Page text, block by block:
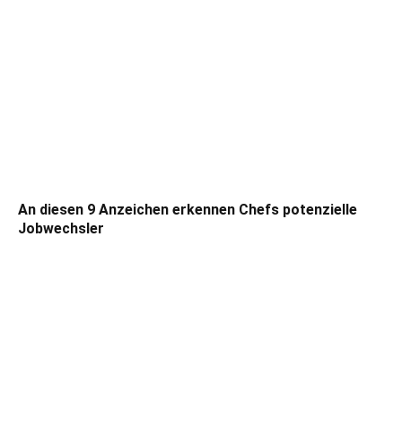
An diesen 9 Anzeichen erkennen Chefs potenzielle
Jobwechsler